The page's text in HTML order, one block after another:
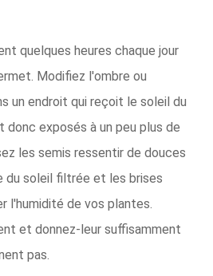
quelques heures chaque jour
Modifiez l'ombre ou
un endroit qui reçoit le soleil du
donc exposés à un peu plus de
les semis ressentir de douces
du soleil filtrée et les brises
l'humidité de vos plantes.
et donnez-leur suffisamment
pas.